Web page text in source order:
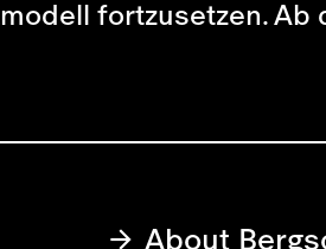
fortzusetzen.
About